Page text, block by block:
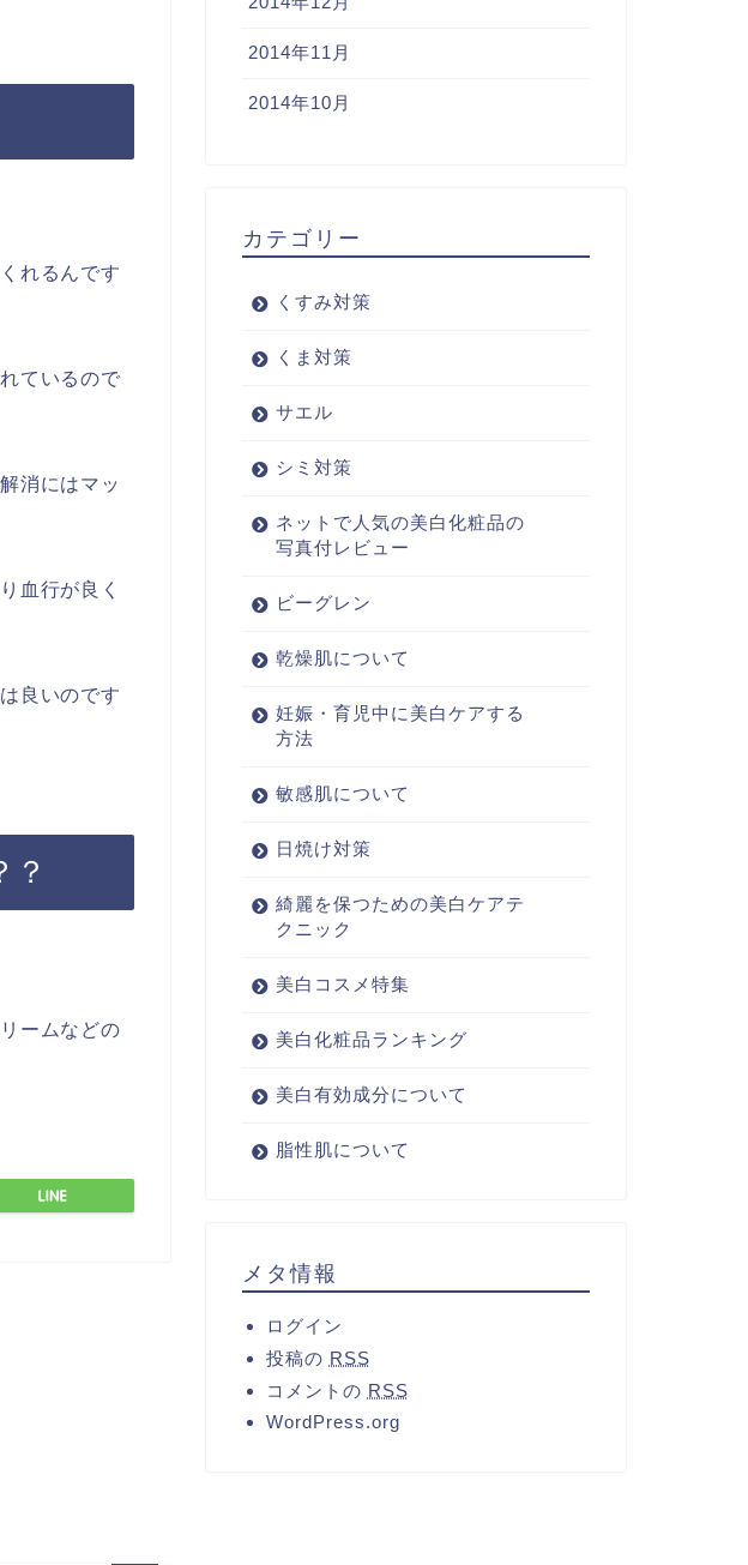
れるんです
ているので
消にはマッ
血行が良く
良いのです
？
ームなどの
2014年11月
2014年10月
カテゴリー
くすみ対策
くま対策
サエル
シミ対策
ネットで人気の美白化粧品の
写真付レビュー
ビーグレン
乾燥肌について
妊娠・育児中に美白ケアする
方法
敏感肌について
日焼け対策
綺麗を保つための美白ケアテ
クニック
美白コスメ特集
美白化粧品ランキング
美白有効成分について
脂性肌について
メタ情報
ログイン
投稿の RSS
コメントの RSS
WordPress.org